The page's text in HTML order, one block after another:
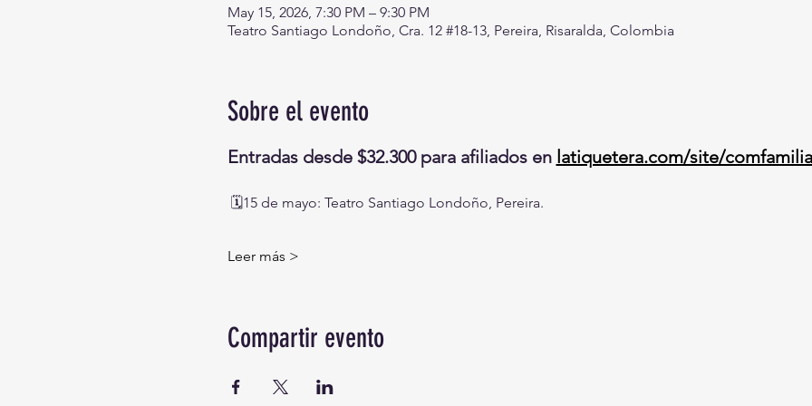
May 15, 2026, 7:30 PM – 9:30 PM
Teatro Santiago Londoño, Cra. 12 #18-13, Pereira, Risaralda, Colombia
Sobre el evento
Entradas desde $32.300 para afiliados en latiquetera.com/site/
🗓️15 de mayo: Teatro Santiago Londoño, Pereira.
Leer más >
Compartir evento